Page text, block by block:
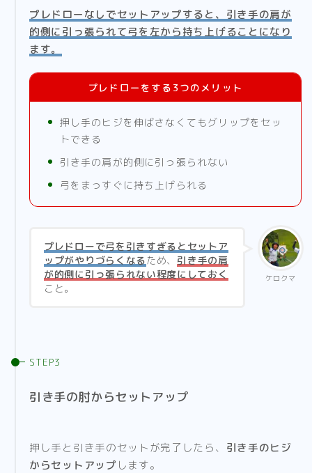
プレドローなしでセットアップすると、引き手の肩が
的側に引っ張られて弓を左から持ち上げることになり
ます。
プレドローをする3つのメリット
押し手のヒジを伸ばさなくてもグリップをセッ
トできる
引き手の肩が的側に引っ張られない
弓をまっすぐに持ち上げられる
ケロクマ
プレドローで弓を引きすぎるとセットア
ップがやりづらくなるため、 引き手の肩
が的側に引っ張られない程度にしておく
こと。
引き手の肘からセットアップ
押し手と引き手のセットが完了したら、 引き手のヒジ
からセットアップ します。